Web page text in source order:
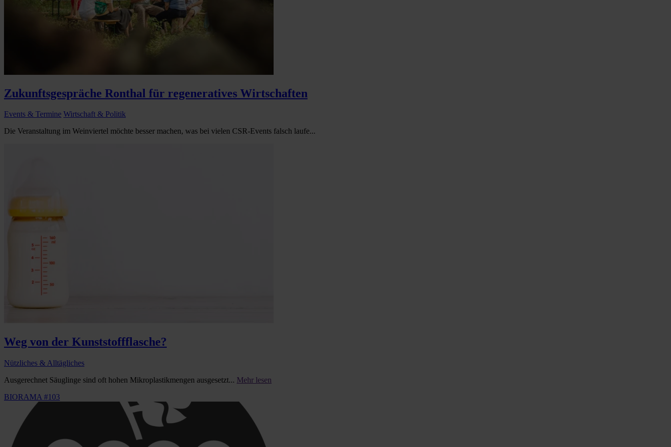
Zukunftsgespräche Ronthal für regeneratives Wirtschaften
Events & Termine Wirtschaft & Politik
Die Veranstaltung im Weinviertel möchte besser machen, was bei vielen CSR-Events falsch laufe...
Weg von der Kunststoffflasche?
Nützliches & Alltägliches
Ausgerechnet Säuglinge sind oft hohen Mikroplastikmengen ausgesetzt... Mehr lesen
BIORAMA #103